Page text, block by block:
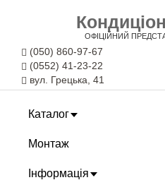
ОФІЦІЙНИЙ
(050) 860-97-67
(0552) 41-23-22
вул. Грецька, 41
Каталог
Монтаж
Інформація